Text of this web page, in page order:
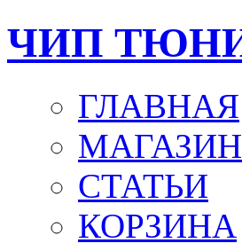
ЧИП
ГЛАВНАЯ
МАГАЗИН
СТАТЬИ
КОРЗИНА